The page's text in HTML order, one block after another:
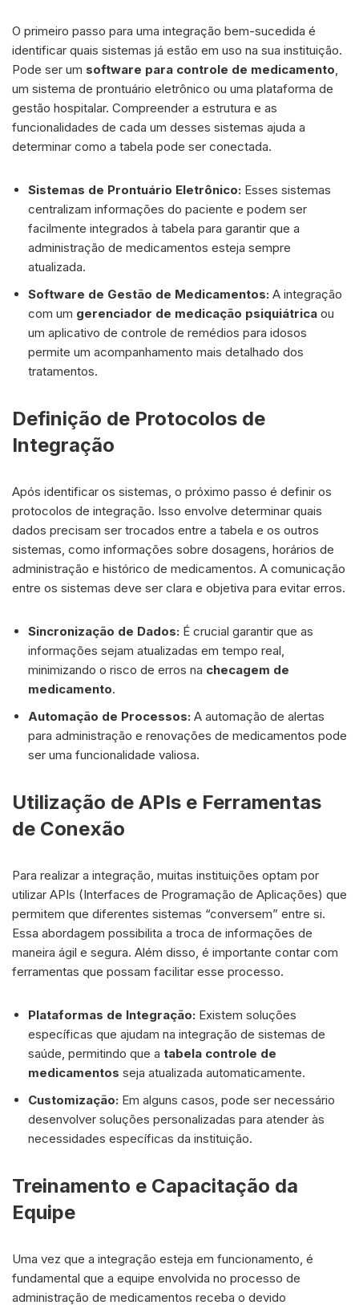
O primeiro passo para uma integração bem-sucedida é
identificar quais sistemas já estão em uso na sua instituição.
Pode ser um software para controle de medicamento
um sistema de prontuário eletrônico ou uma plataforma de
gestão hospitalar. Compreender a estrutura e as
funcionalidades de cada um desses sistemas ajuda a
determinar como a tabela pode ser conectada.
Sistemas de Prontuário Eletrônico: Esses sistemas
centralizam informações do paciente e podem ser
facilmente integrados à tabela para garantir que a
administração de medicamentos esteja sempre
atualizada.
Software de Gestão de Medicamentos: A integração
com um gerenciador de medicação psiquiátrica ou
um aplicativo de controle de remédios para idosos
permite um acompanhamento mais detalhado dos
tratamentos.
Definição de Protocolos de
Integração
Após identificar os sistemas, o próximo passo é definir os
protocolos de integração. Isso envolve determinar quais
dados precisam ser trocados entre a tabela e os outros
sistemas, como informações sobre dosagens, horários de
administração e histórico de medicamentos. A comunicação
entre os sistemas deve ser clara e objetiva para evitar erros.
Sincronização de Dados: É crucial garantir que as
informações sejam atualizadas em tempo real,
minimizando o risco de erros na checagem de
medicamento.
Automação de Processos: A automação de alertas
para administração e renovações de medicamentos pode
ser uma funcionalidade valiosa.
Utilização de APIs e Ferramentas
de Conexão
Para realizar a integração, muitas instituições optam por
utilizar APIs (Interfaces de Programação de Aplicações) que
permitem que diferentes sistemas “conversem” entre si.
Essa abordagem possibilita a troca de informações de
maneira ágil e segura. Além disso, é importante contar com
ferramentas que possam facilitar esse processo.
Plataformas de Integração: Existem soluções
específicas que ajudam na integração de sistemas de
saúde, permitindo que a tabela controle de
medicamentos seja atualizada automaticamente.
Customização: Em alguns casos, pode ser necessário
desenvolver soluções personalizadas para atender às
necessidades específicas da instituição.
Treinamento e Capacitação da
Equipe
Uma vez que a integração esteja em funcionamento, é
fundamental que a equipe envolvida no processo de
administração de medicamentos receba o devido